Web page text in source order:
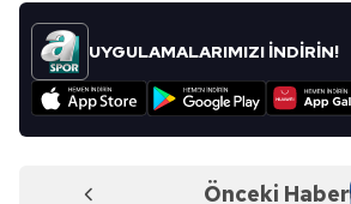
UYGULAMALARIMIZI İNDİRİN!
Önceki Haber